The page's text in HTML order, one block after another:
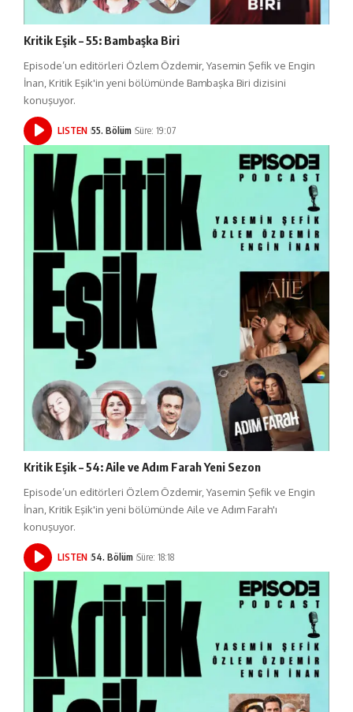
Kritik Eşik – 55: Bambaşka Biri
Episode’un editörleri Özlem Özdemir, Yasemin Şefik ve Engin
İnan, Kritik Eşik'in yeni bölümünde Bambaşka Biri dizisini
konuşuyor.
LISTEN 55. Bölüm Süre: 19:07
Kritik Eşik – 54: Aile ve Adım Farah Yeni Sezon
Episode’un editörleri Özlem Özdemir, Yasemin Şefik ve Engin
İnan, Kritik Eşik'in yeni bölümünde Aile ve Adım Farah'ı
konuşuyor.
LISTEN 54. Bölüm Süre: 18:18